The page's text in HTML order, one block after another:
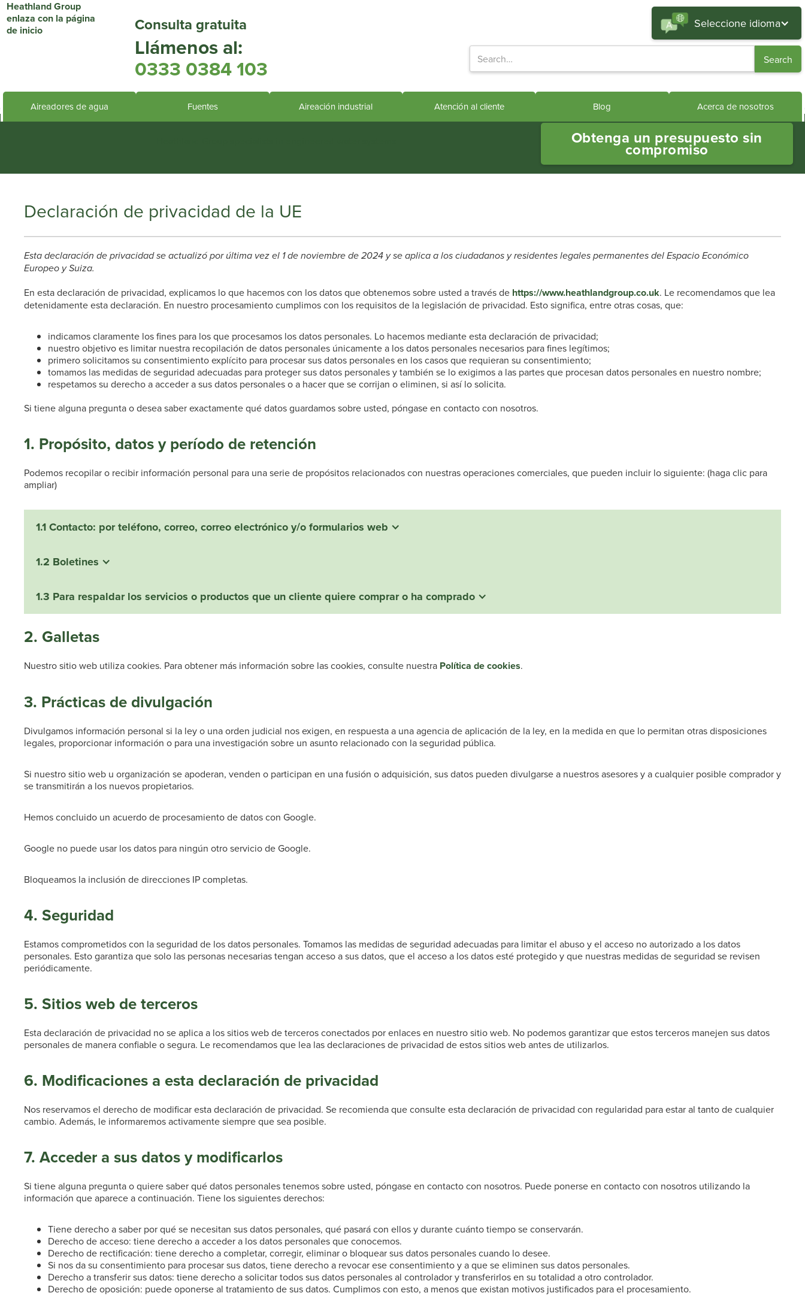
Consulta gratuita
Llámenos al:
0333 0384 103
Seleccione idioma
Aireadores de agua Fuentes Aireación industrial Atención al cliente Blog Acerca de nosotros
Obtenga un presupuesto sin
compromiso
Declaración de privacidad de la UE
Esta declaración de privacidad se actualizó por última vez el 1 de noviembre de 2024 y se aplica a los ciudadanos y residentes legales permanentes del Espacio Económico
Europeo y Suiza.
En esta declaración de privacidad, explicamos lo que hacemos con los datos que obtenemos sobre usted a través de https://www.heathlandgroup.co.uk. Le recomendamos que lea
detenidamente esta declaración. En nuestro procesamiento cumplimos con los requisitos de la legislación de privacidad. Esto significa, entre otras cosas, que:
indicamos claramente los fines para los que procesamos los datos personales. Lo hacemos mediante esta declaración de privacidad;
nuestro objetivo es limitar nuestra recopilación de datos personales únicamente a los datos personales necesarios para fines legítimos;
primero solicitamos su consentimiento explícito para procesar sus datos personales en los casos que requieran su consentimiento;
tomamos las medidas de seguridad adecuadas para proteger sus datos personales y también se lo exigimos a las partes que procesan datos personales en nuestro nombre;
respetamos su derecho a acceder a sus datos personales o a hacer que se corrijan o eliminen, si así lo solicita.
Si tiene alguna pregunta o desea saber exactamente qué datos guardamos sobre usted, póngase en contacto con nosotros.
1. Propósito, datos y período de retención
Podemos recopilar o recibir información personal para una serie de propósitos relacionados con nuestras operaciones comerciales, que pueden incluir lo siguiente: (haga clic para
ampliar)
1.1 Contacto: por teléfono, correo, correo electrónico y/o formularios web
1.2 Boletines
1.3 Para respaldar los servicios o productos que un cliente quiere comprar o ha comprado
2. Galletas
Nuestro sitio web utiliza cookies. Para obtener más información sobre las cookies, consulte nuestra Política de cookies.
3. Prácticas de divulgación
Divulgamos información personal si la ley o una orden judicial nos exigen, en respuesta a una agencia de aplicación de la ley, en la medida en que lo permitan otras disposiciones
legales, proporcionar información o para una investigación sobre un asunto relacionado con la seguridad pública.
Si nuestro sitio web u organización se apoderan, venden o participan en una fusión o adquisición, sus datos pueden divulgarse a nuestros asesores y a cualquier posible comprador y
se transmitirán a los nuevos propietarios.
Hemos concluido un acuerdo de procesamiento de datos con Google.
Google no puede usar los datos para ningún otro servicio de Google.
Bloqueamos la inclusión de direcciones IP completas.
4. Seguridad
Estamos comprometidos con la seguridad de los datos personales. Tomamos las medidas de seguridad adecuadas para limitar el abuso y el acceso no autorizado a los datos
personales. Esto garantiza que solo las personas necesarias tengan acceso a sus datos, que el acceso a los datos esté protegido y que nuestras medidas de seguridad se revisen
periódicamente.
5. Sitios web de terceros
Esta declaración de privacidad no se aplica a los sitios web de terceros conectados por enlaces en nuestro sitio web. No podemos garantizar que estos terceros manejen sus datos
personales de manera confiable o segura. Le recomendamos que lea las declaraciones de privacidad de estos sitios web antes de utilizarlos.
6. Modificaciones a esta declaración de privacidad
Nos reservamos el derecho de modificar esta declaración de privacidad. Se recomienda que consulte esta declaración de privacidad con regularidad para estar al tanto de cualquier
cambio. Además, le informaremos activamente siempre que sea posible.
7. Acceder a sus datos y modificarlos
Si tiene alguna pregunta o quiere saber qué datos personales tenemos sobre usted, póngase en contacto con nosotros. Puede ponerse en contacto con nosotros utilizando la
información que aparece a continuación. Tiene los siguientes derechos:
Tiene derecho a saber por qué se necesitan sus datos personales, qué pasará con ellos y durante cuánto tiempo se conservarán.
Derecho de acceso: tiene derecho a acceder a los datos personales que conocemos.
Derecho de rectificación: tiene derecho a completar, corregir, eliminar o bloquear sus datos personales cuando lo desee.
Si nos da su consentimiento para procesar sus datos, tiene derecho a revocar ese consentimiento y a que se eliminen sus datos personales.
Derecho a transferir sus datos: tiene derecho a solicitar todos sus datos personales al controlador y transferirlos en su totalidad a otro controlador.
Derecho de oposición: puede oponerse al tratamiento de sus datos. Cumplimos con esto, a menos que existan motivos justificados para el procesamiento.